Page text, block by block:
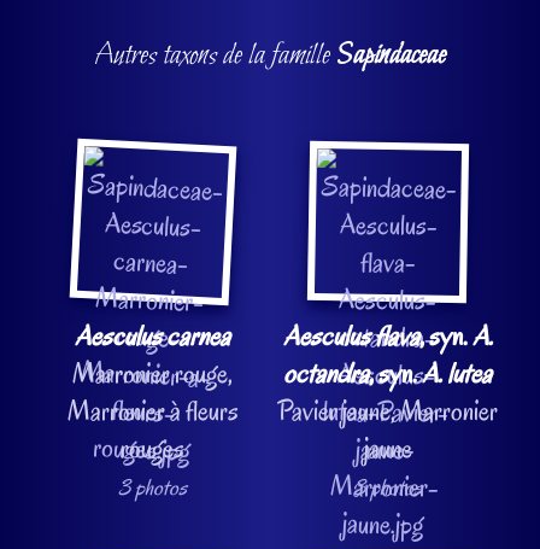
Autres taxons de la familleSapindaceae
Aesculus carnea
Marronier rouge,
Marronier à fleurs
rouges
3 photos
Aesculus flava, syn.A.
octandra, syn.A. lutea
Pavier jaune, Marronier
jaune
3 photos